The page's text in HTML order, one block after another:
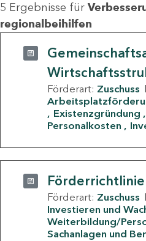
5 Ergebnisse für
regionalbeihilfen
Förderart: Zuschuss
Existenzgründung
Personalkosten
Förderart: Zuschuss
Investieren und
Weiterbildung/
Sachanlagen und